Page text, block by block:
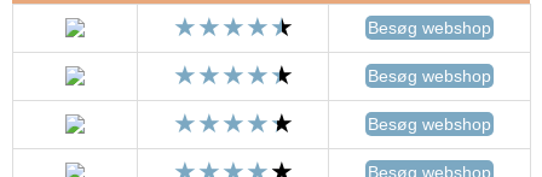
Besøg webshop
Besøg webshop
Besøg webshop
Besøg webshop